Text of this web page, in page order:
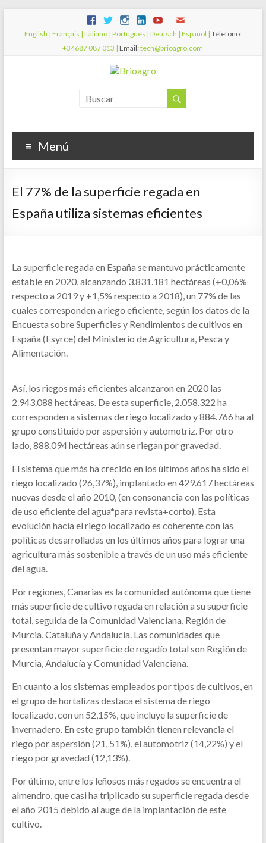
English | Français | Italiano | Portugués | Deutsch | Español | Télefono:
+34687 087 013 | Email:tech@brioagro.com
Menú
El 77% de la superficie regada en
España utiliza sistemas eficientes
La superficie regada en España se mantuvo prácticamente
estable en 2020, alcanzando 3.831.181 hectáreas (+0,06%
respecto a 2019 y +1,5% respecto a 2018), un 77% de las
cuales corresponden a riego eficiente, según los datos de la
Encuesta sobre Superficies y Rendimientos de cultivos en
España (Esyrce) del Ministerio de Agricultura, Pesca y
Alimentación.
Así, los riegos más eficientes alcanzaron en 2020 las
2.943.088 hectáreas. De esta superficie, 2.058.322 ha
corresponden a sistemas de riego localizado y 884.766 ha al
grupo constituido por aspersión y automotriz. Por otro
lado, 888.094 hectáreas aún se riegan por gravedad.
El sistema que más ha crecido en los últimos años ha sido el
riego localizado (26,37%), implantado en 429.617 hectáreas
nuevas desde el año 2010, (en consonancia con las políticas
de uso eficiente del agua*para revista+corto). Esta
evolución hacia el riego localizado es coherente con las
políticas desarrolladas en los últimos años para lograr una
agricultura más sostenible a través de un uso más eficiente
del agua.
Por regiones, Canarias es la comunidad autónoma que tiene
más superficie de cultivo regada en relación a su superficie
total, seguida de la Comunidad Valenciana, Región de
Murcia, Cataluña y Andalucía. Las comunidades que
presentan mayor superficie de regadío total son Región de
Murcia, Andalucía y Comunidad Valenciana.
En cuanto a los sistemas empleados por tipos de cultivos, en
el grupo de hortalizas destaca el sistema de riego
localizado, con un 52,15%, que incluye la superficie de
invernadero. En este grupo también tienen relevancia el
riego por aspersión (21, 51%), el automotriz (14,22%) y el
riego por gravedad (12,13%).
Por último, entre los leñosos más regados se encuentra el
almendro, que casi ha triplicado su superficie regada desde
el año 2015 debido al auge de la implantación de este
cultivo.